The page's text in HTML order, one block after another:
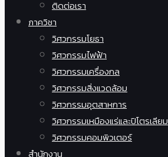
ติดต่อเรา
ภาควิชา
วิศวกรรมโยธา
วิศวกรรมไฟฟ้า
วิศวกรรมเครื่องกล
วิศวกรรมสิ่งแวดล้อม
วิศวกรรมอุตสาหการ
วิศวกรรมเหมืองแร่และปิโตรเลียม
วิศวกรรมคอมพิวเตอร์
สำนักงาน